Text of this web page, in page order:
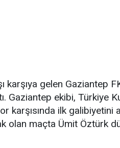
gelen Gaziantep
Gaziantep ekibi, Türkiye
karşısında ilk galibiyetini
olan maçta Ümit Öztürk